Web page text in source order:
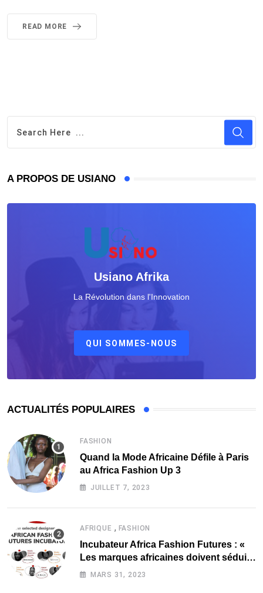
READ MORE
A PROPOS DE USIANO
Usiano Afrika
La Révolution dans l'Innovation
QUI SOMMES-NOUS
ACTUALITÉS POPULAIRES
FASHION
Quand la Mode Africaine Défile à Paris
au Africa Fashion Up 3
JUILLET 7, 2023
AFRIQUE , FASHION
Incubateur Africa Fashion Futures : «
Les marques africaines doivent séduire
davantage les investisseurs »
MARS 31, 2023